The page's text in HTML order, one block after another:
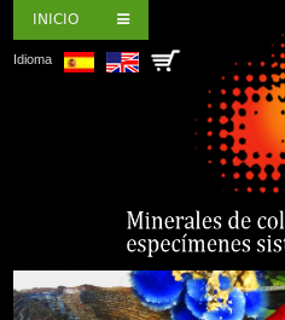
INICIO
Idioma